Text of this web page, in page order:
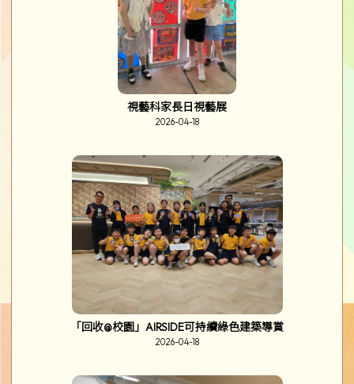
視藝科家長日視藝展
2026-04-18
「回收@校園」AIRSIDE可持續綠色建築導賞
2026-04-18